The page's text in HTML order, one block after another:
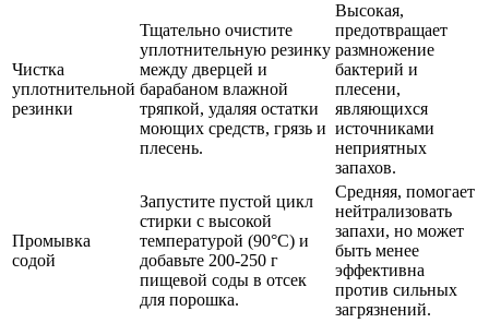
Чистка
уплотнительной
резинки
Тщательно очистите
уплотнительную резинку
между дверцей и
барабаном влажной
тряпкой, удаляя остатки
моющих средств, грязь и
плесень.
Высокая,
предотвращает
размножение
бактерий и
плесени,
являющихся
источниками
неприятных
запахов.
Промывка
содой
Запустите пустой цикл
стирки с высокой
температурой (90°C) и
добавьте 200-250 г
пищевой соды в отсек
для порошка.
Средняя, помогает
нейтрализовать
запахи, но может
быть менее
эффективна
против сильных
загрязнений.